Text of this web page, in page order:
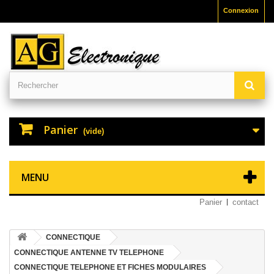
Connexion
Panier (vide)
MENU
Panier contact
CONNECTIQUE
CONNECTIQUE ANTENNE TV TELEPHONE
CONNECTIQUE TELEPHONE ET FICHES MODULAIRES